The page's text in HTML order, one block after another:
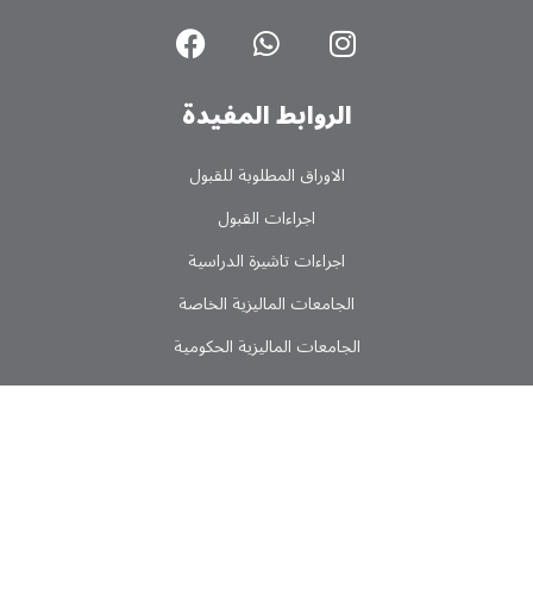
الروابط المفیدة
الاوراق المطلوبة للقبول
اجراءات القبول
اجراءات تاشیرة الدراسیة
الجامعات المالیزیة الخاصة
الجامعات المالیزیة الحکومیة